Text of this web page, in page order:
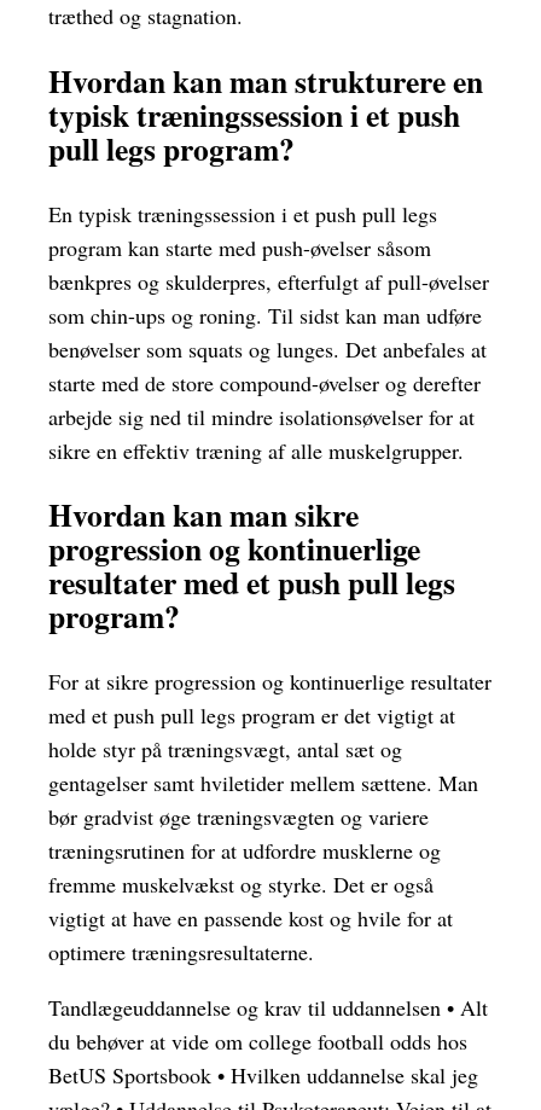
træthed og stagnation.
Hvordan kan man strukturere en
typisk træningssession i et push
pull legs program?
En typisk træningssession i et push pull legs
program kan starte med push-øvelser såsom
bænkpres og skulderpres, efterfulgt af pull-øvelser
som chin-ups og roning. Til sidst kan man udføre
benøvelser som squats og lunges. Det anbefales at
starte med de store compound-øvelser og derefter
arbejde sig ned til mindre isolationsøvelser for at
sikre en effektiv træning af alle muskelgrupper.
Hvordan kan man sikre
progression og kontinuerlige
resultater med et push pull legs
program?
For at sikre progression og kontinuerlige resultater
med et push pull legs program er det vigtigt at
holde styr på træningsvægt, antal sæt og
gentagelser samt hviletider mellem sættene. Man
bør gradvist øge træningsvægten og variere
træningsrutinen for at udfordre musklerne og
fremme muskelvækst og styrke. Det er også
vigtigt at have en passende kost og hvile for at
optimere træningsresultaterne.
Tandlægeuddannelse og krav til uddannelsen • Alt
du behøver at vide om college football odds hos
BetUS Sportsbook • Hvilken uddannelse skal jeg